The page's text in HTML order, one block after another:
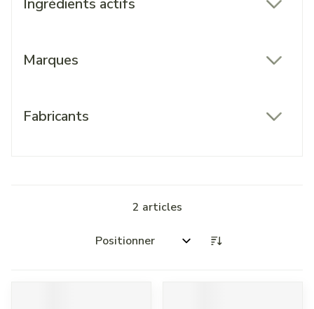
Ingrédients actifs
Marques
Fabricants
2 articles
Trier par: